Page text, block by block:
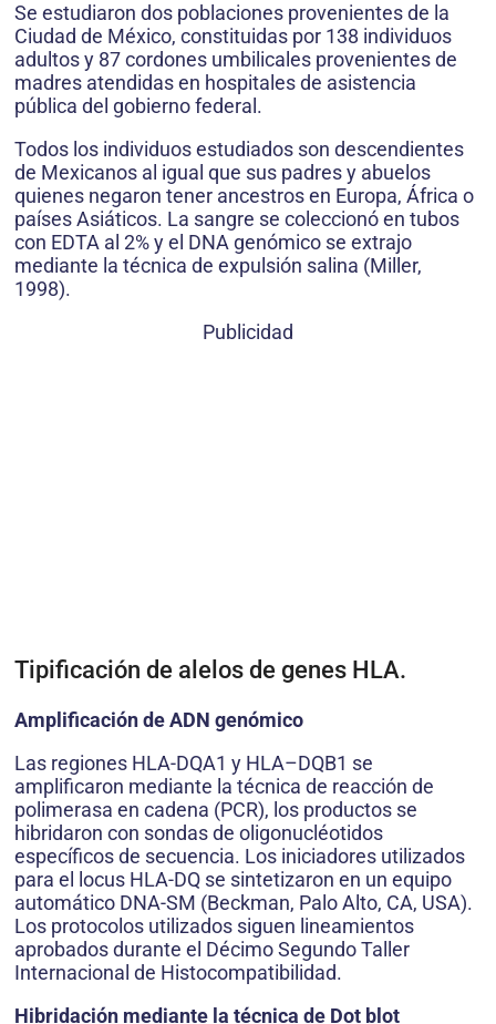
Se estudiaron dos poblaciones provenientes de la
Ciudad de México, constituidas por 138 individuos
adultos y 87 cordones umbilicales provenientes de
madres atendidas en hospitales de asistencia
pública del gobierno federal.
Todos los individuos estudiados son descendientes
de Mexicanos al igual que sus padres y abuelos
quienes negaron tener ancestros en Europa, África o
países Asiáticos. La sangre se coleccionó en tubos
con EDTA al 2% y el DNA genómico se extrajo
mediante la técnica de expulsión salina (Miller,
1998).
Publicidad
Tipificación de alelos de genes HLA.
Amplificación de ADN genómico
Las regiones HLA-DQA1 y HLA–DQB1 se
amplificaron mediante la técnica de reacción de
polimerasa en cadena (PCR), los productos se
hibridaron con sondas de oligonucléotidos
específicos de secuencia. Los iniciadores utilizados
para el locus HLA-DQ se sintetizaron en un equipo
automático DNA-SM (Beckman, Palo Alto, CA, USA).
Los protocolos utilizados siguen lineamientos
aprobados durante el Décimo Segundo Taller
Internacional de Histocompatibilidad.
Hibridación mediante la técnica de Dot blot